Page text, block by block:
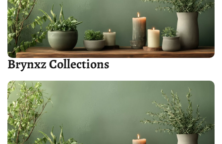
Brynxz Collections